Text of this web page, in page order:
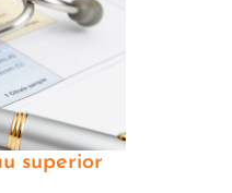
superior